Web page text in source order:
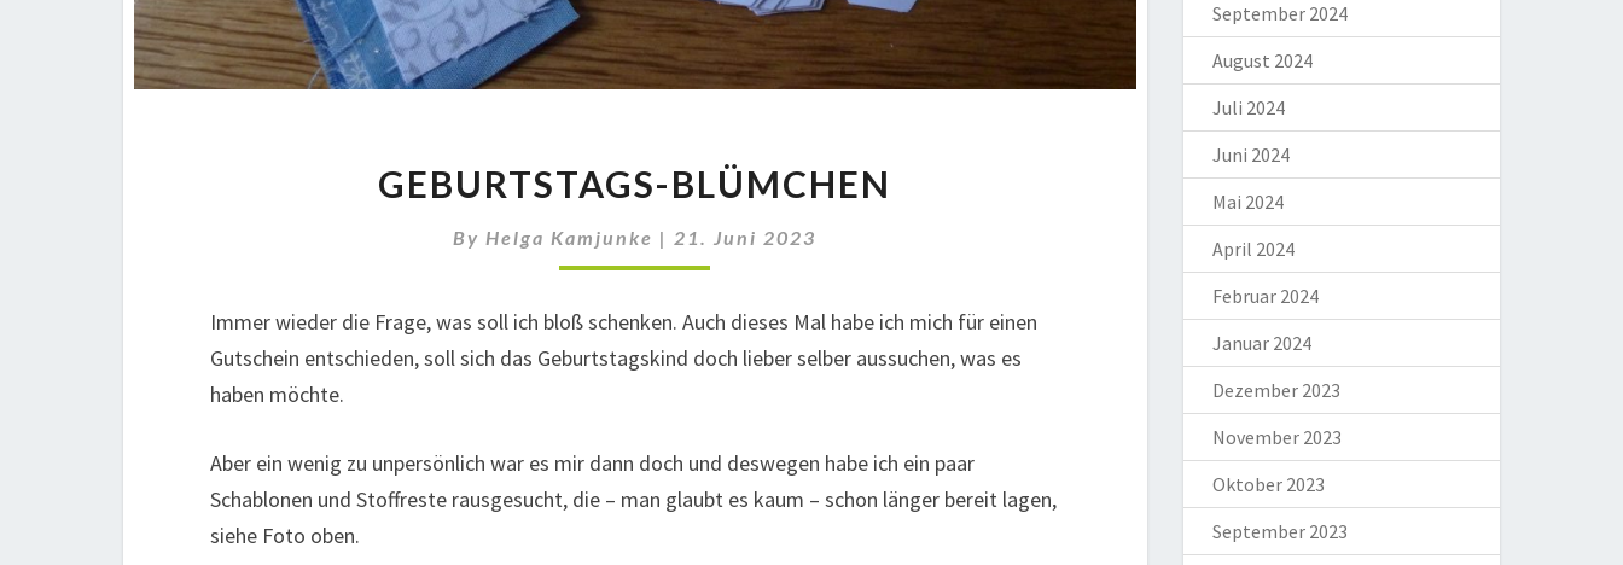
BLÜMCHEN
GEBURTSTAGS-BLÜMCHEN
ByHelga Kamjunke | 21. Juni 2023
Immer wieder die Frage, was soll ich bloß schenken. Auch dieses Mal habe ich mich für einen
Gutschein entschieden, soll sich das Geburtstagskind doch lieber selber aussuchen, was es
haben möchte.
Aber ein wenig zu unpersönlich war es mir dann doch und deswegen habe ich ein paar
Schablonen und Stoffreste rausgesucht, die – man glaubt es kaum – schon länger bereit lagen,
siehe Foto oben.
September 2024
August 2024
Juli 2024
Juni 2024
Mai 2024
April 2024
Februar 2024
Januar 2024
Dezember 2023
November 2023
Oktober 2023
September 2023